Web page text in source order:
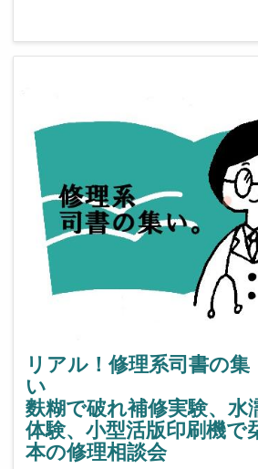
リアル！修理系司書の集
い ～和
麩糊で破れ補修実験、水
体験、小型活版印刷機で
本の修理相談会